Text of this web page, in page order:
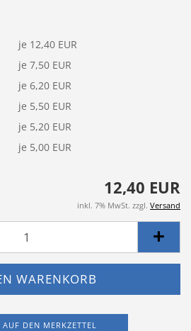
je 12,40 EUR
je 7,50 EUR
je 6,20 EUR
je 5,50 EUR
je 5,20 EUR
je 5,00 EUR
12,40 EUR
inkl. 7% MwSt. zzgl. Versand
AUF DEN MERKZETTEL